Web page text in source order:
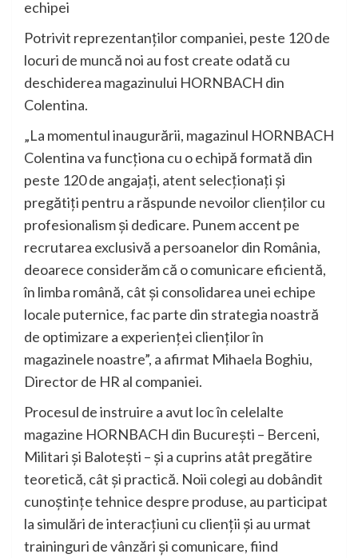
echipei
Potrivit reprezentanților companiei, peste 120 de
locuri de muncă noi au fost create odată cu
deschiderea magazinului HORNBACH din
Colentina.
„La momentul inaugurării, magazinul HORNBACH
Colentina va funcționa cu o echipă formată din
peste 120 de angajați, atent selecționați și
pregătiți pentru a răspunde nevoilor clienților cu
profesionalism și dedicare. Punem accent pe
recrutarea exclusivă a persoanelor din România,
deoarece considerăm că o comunicare eficientă,
în limba română, cât și consolidarea unei echipe
locale puternice, fac parte din strategia noastră
de optimizare a experienței clienților în
magazinele noastre”, a afirmat Mihaela Boghiu,
Director de HR al companiei.
Procesul de instruire a avut loc în celelalte
magazine HORNBACH din București – Berceni,
Militari și Balotești – și a cuprins atât pregătire
teoretică, cât și practică. Noii colegi au dobândit
cunoștințe tehnice despre produse, au participat
la simulări de interacțiuni cu clienții și au urmat
traininguri de vânzări și comunicare, fiind